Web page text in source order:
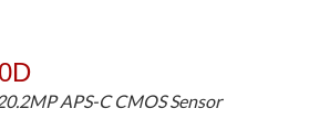
APS-C CMOS Sensor